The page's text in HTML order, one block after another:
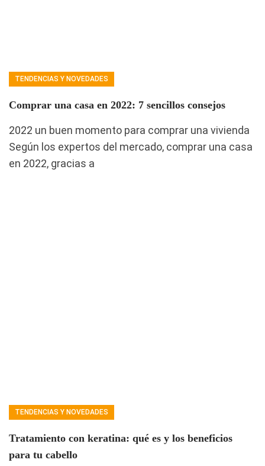
TENDENCIAS Y NOVEDADES
Comprar una casa en 2022: 7 sencillos consejos
2022 un buen momento para comprar una vivienda
Según los expertos del mercado, comprar una casa
en 2022, gracias a
TENDENCIAS Y NOVEDADES
Tratamiento con keratina: qué es y los beneficios
para tu cabello